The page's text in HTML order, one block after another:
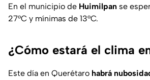
En el municipio de Huimilpan se
27°C y mínimas de 13°C.
¿Cómo estará el clima
Este día en Querétaro habrá